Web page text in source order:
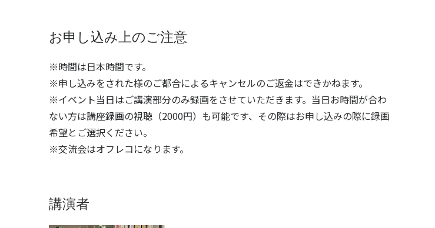
​お申し込み上のご注意
※時間は日本時間です。
※申し込みをされた様のご都合によるキャンセルのご返金はできかねます。
※イベント当日はご講演部分のみ録画をさせていただきます。当日お時間が合わ
ない方は講座録画の視聴（2000円）も可能です、その際はお申し込みの際に録画
希望とご選択ください。
※交流会はオフレコになります。
講演者​